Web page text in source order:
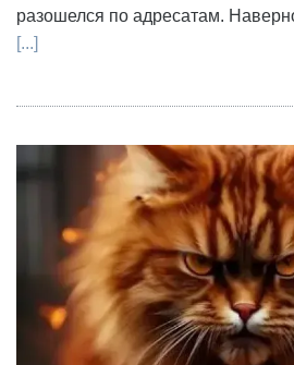
разошелся по адресатам.
[...]